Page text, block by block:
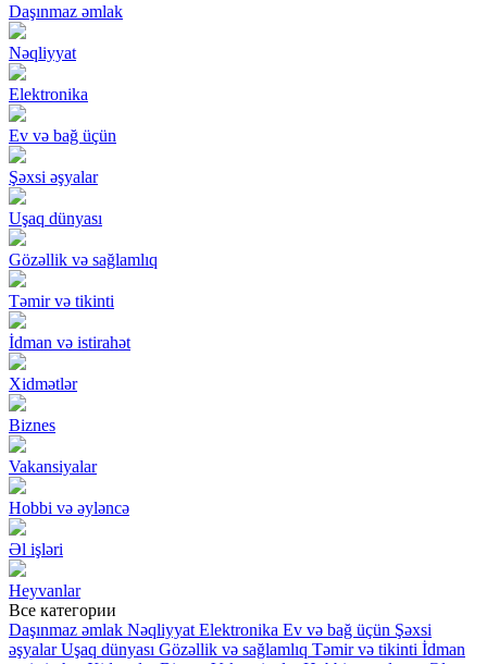
Daşınmaz əmlak
Nəqliyyat
Elektronika
Ev və bağ üçün
Şəxsi əşyalar
Uşaq dünyası
Gözəllik və sağlamlıq
Təmir və tikinti
İdman və istirahət
Xidmətlər
Biznes
Vakansiyalar
Hobbi və əyləncə
Əl işləri
Heyvanlar
Все категории
Daşınmaz əmlak Nəqliyyat Elektronika Ev və bağ üçün Şəxsi
əşyalar Uşaq dünyası Gözəllik və sağlamlıq Təmir və tikinti İdman